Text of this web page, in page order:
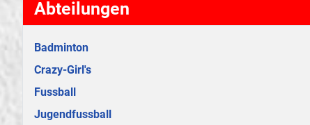
Abteilungen
Badminton
Crazy-Girl's
Fussball
Jugendfussball